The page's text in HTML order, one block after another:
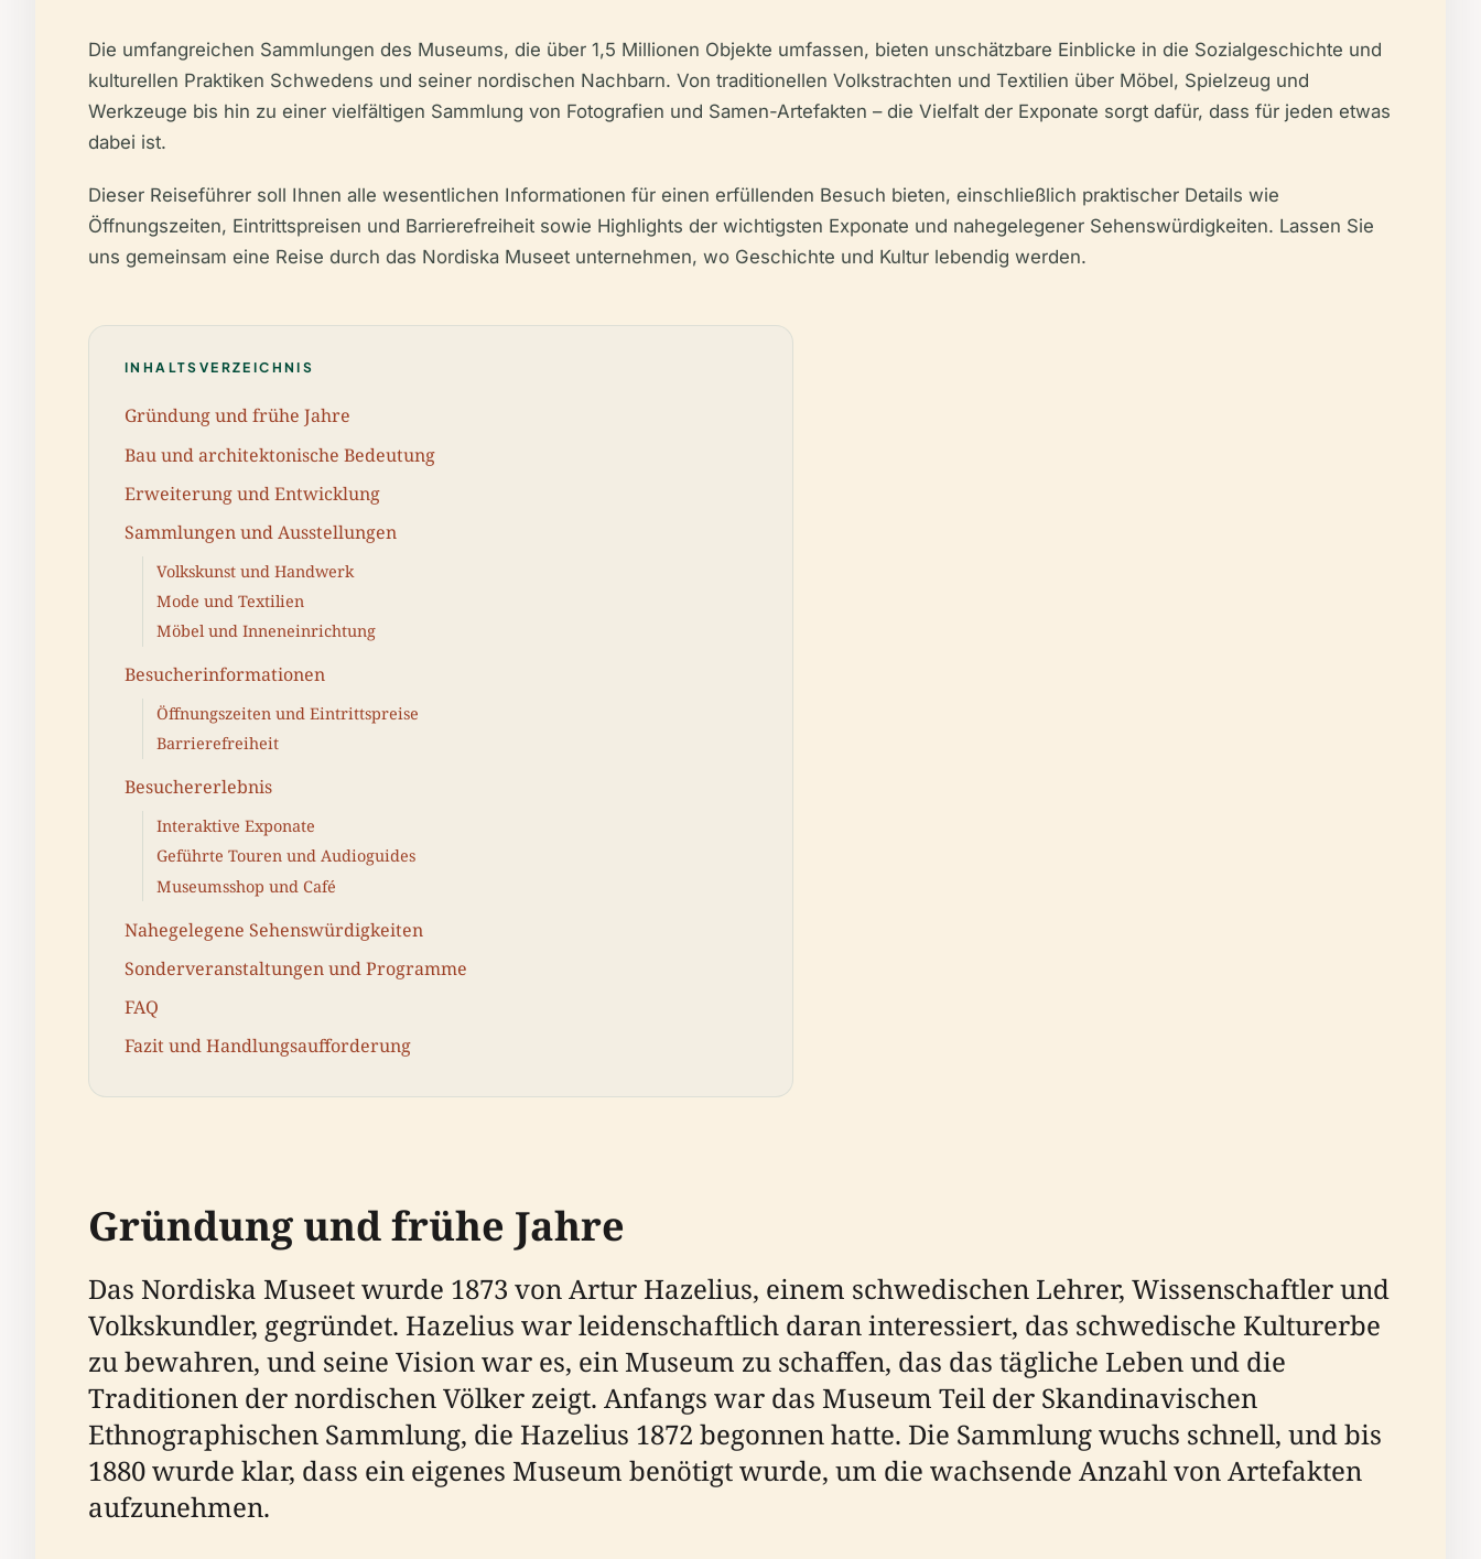
Die umfangreichen Sammlungen des Museums, die über 1,5 Millionen Objekte umfassen, bieten unschätzbare Einblicke in die Sozialgeschichte und
kulturellen Praktiken Schwedens und seiner nordischen Nachbarn. Von traditionellen Volkstrachten und Textilien über Möbel, Spielzeug und
Werkzeuge bis hin zu einer vielfältigen Sammlung von Fotografien und Samen-Artefakten – die Vielfalt der Exponate sorgt dafür, dass für jeden etwas
dabei ist.
Dieser Reiseführer soll Ihnen alle wesentlichen Informationen für einen erfüllenden Besuch bieten, einschließlich praktischer Details wie
Öffnungszeiten, Eintrittspreisen und Barrierefreiheit sowie Highlights der wichtigsten Exponate und nahegelegener Sehenswürdigkeiten. Lassen Sie
uns gemeinsam eine Reise durch das Nordiska Museet unternehmen, wo Geschichte und Kultur lebendig werden.
INHALTSVERZEICHNIS
Gründung und frühe Jahre
Bau und architektonische Bedeutung
Erweiterung und Entwicklung
Sammlungen und Ausstellungen
Volkskunst und Handwerk
Mode und Textilien
Möbel und Inneneinrichtung
Besucherinformationen
Öffnungszeiten und Eintrittspreise
Barrierefreiheit
Besuchererlebnis
Interaktive Exponate
Geführte Touren und Audioguides
Museumsshop und Café
Nahegelegene Sehenswürdigkeiten
Sonderveranstaltungen und Programme
FAQ
Fazit und Handlungsaufforderung
Gründung und frühe Jahre
Das Nordiska Museet wurde 1873 von Artur Hazelius, einem schwedischen Lehrer, Wissenschaftler und
Volkskundler, gegründet. Hazelius war leidenschaftlich daran interessiert, das schwedische Kulturerbe
zu bewahren, und seine Vision war es, ein Museum zu schaffen, das das tägliche Leben und die
Traditionen der nordischen Völker zeigt. Anfangs war das Museum Teil der Skandinavischen
Ethnographischen Sammlung, die Hazelius 1872 begonnen hatte. Die Sammlung wuchs schnell, und bis
1880 wurde klar, dass ein eigenes Museum benötigt wurde, um die wachsende Anzahl von Artefakten
aufzunehmen.